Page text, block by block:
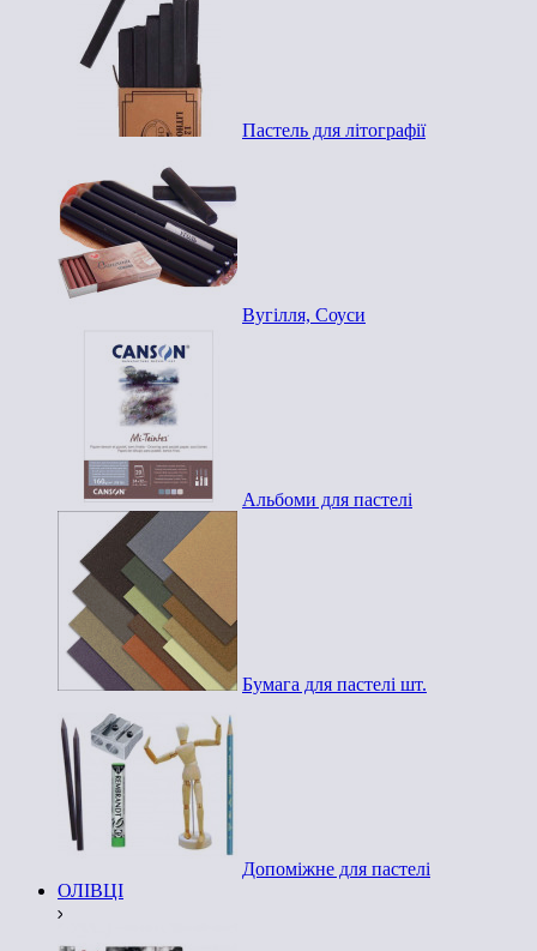
Пастель для літографії
Вугілля, Соуси
Альбоми для пастелі
Бумага для пастелі шт.
Допоміжне для пастелі
ОЛІВЦІ